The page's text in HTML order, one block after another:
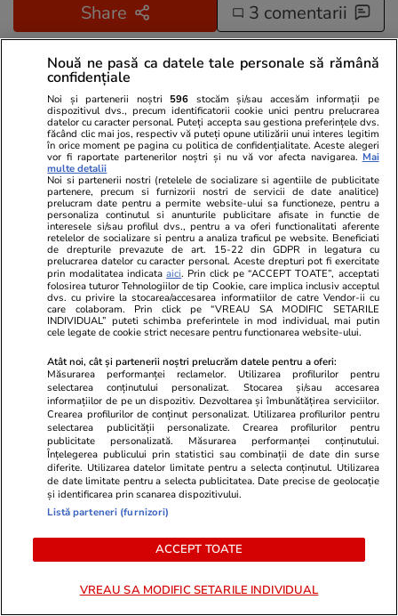
Share 3 comentarii
Abonați-vă la canalul Libertatea de WhatsApp pentru
a fi la curent cu ultimele informații
Comunism
Curtea de Apel București
Exclusiv Libertatea
Comentarii(3)
mincinos. Mi s-a propus de doua ori, in institutii
Nouă ne pasă ca datele tale personale să rămână
confidențiale
Noi și partenerii noștri 596 stocăm și/sau accesăm informații pe
dispozitivul dvs., precum identificatorii cookie unici pentru prelucrarea
datelor cu caracter personal. Puteți accepta sau gestiona preferințele dvs.
făcând clic mai jos, respectiv vă puteți opune utilizării unui interes legitim
în orice moment pe pagina cu politica de confidențialitate. Aceste alegeri
vor fi raportate partenerilor noștri și nu vă vor afecta navigarea. Mai
multe detalii
Noi si partenerii nostri (retelele de socializare si agentiile de publicitate
partenere, precum si furnizorii nostri de servicii de date analitice)
prelucram date pentru a permite website-ului sa functioneze, pentru a
personaliza continutul si anunturile publicitare afisate in functie de
interesele si/sau profilul dvs., pentru a va oferi functionalitati aferente
retelelor de socializare si pentru a analiza traficul pe website. Beneficiati
de drepturile prevazute de art. 15-22 din GDPR in legatura cu
prelucrarea datelor cu caracter personal. Aceste drepturi pot fi exercitate
prin modalitatea indicataaici. Prin click pe “ACCEPT TOATE”, acceptati
folosirea tuturor Tehnologiilor de tip Cookie, care implica inclusiv acceptul
dvs. cu privire la stocarea/accesarea informatiilor de catre Vendor-ii cu
care colaboram. Prin click pe “VREAU SA MODIFIC SETARILE
INDIVIDUAL” puteti schimba preferintele in mod individual, mai putin
cele legate de cookie strict necesare pentru functionarea website-ului.
Atât noi, cât și partenerii noștri prelucrăm datele pentru a oferi:
Măsurarea performanței reclamelor. Utilizarea profilurilor pentru
selectarea conținutului personalizat. Stocarea și/sau accesarea
informațiilor de pe un dispozitiv. Dezvoltarea și îmbunătățirea serviciilor.
Crearea profilurilor de conținut personalizat. Utilizarea profilurilor pentru
selectarea publicității personalizate. Crearea profilurilor pentru
publicitate personalizată. Măsurarea performanței conținutului.
Înțelegerea publicului prin statistici sau combinații de date din surse
diferite. Utilizarea datelor limitate pentru a selecta conținutul. Utilizarea
de date limitate pentru a selecta publicitatea. Date precise de geolocație
și identificarea prin scanarea dispozitivului.
Listă parteneri (furnizori)
ACCEPT TOATE
VREAU SA MODIFIC SETARILE INDIVIDUAL